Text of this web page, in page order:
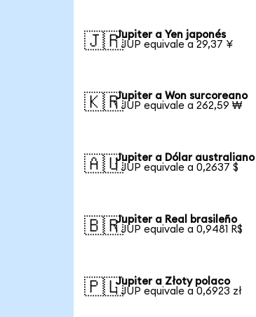
🇯🇵Jupiter a Yen japonés
1 JUP equivale a 29,37 ¥
🇰🇷Jupiter a Won surcoreano
1 JUP equivale a 262,59 ₩
🇦🇺Jupiter a Dólar australiano
1 JUP equivale a 0,2637 $
🇧🇷Jupiter a Real brasileño
1 JUP equivale a 0,9481 R$
🇵🇱Jupiter a Złoty polaco
1 JUP equivale a 0,6923 zł